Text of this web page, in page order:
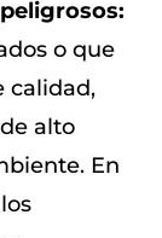
o que
calidad,
alto
En